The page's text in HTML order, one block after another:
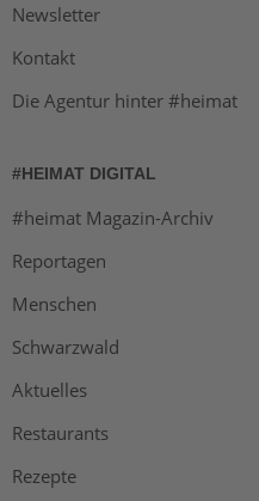
Newsletter
Kontakt
Die Agentur hinter #heimat
#HEIMAT DIGITAL
#heimat Magazin-Archiv
Reportagen
Menschen
Schwarzwald
Aktuelles
Restaurants
Rezepte